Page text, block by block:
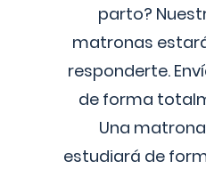
parto?
matronas
responderte.
de forma
Una
estudiará de